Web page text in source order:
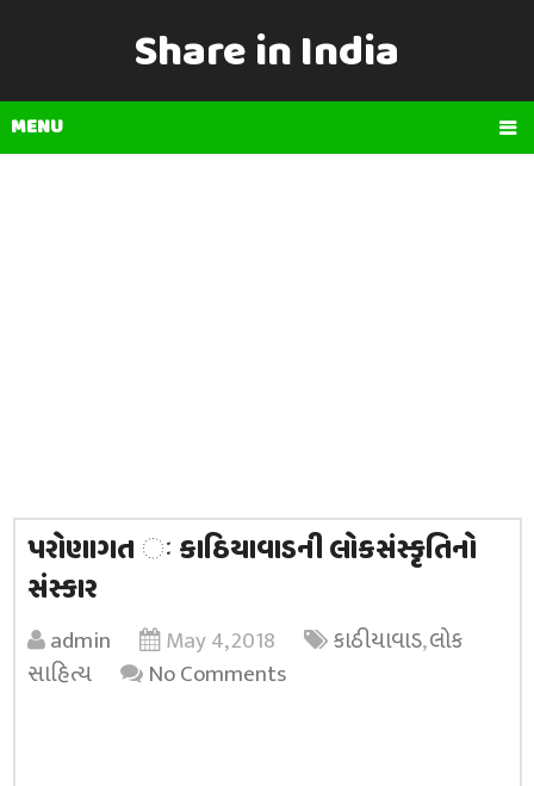
Share in India
MENU
પરોણાગત ઃ કાઠિયાવાડની લોકસંસ્કૃતિનો
સંસ્કાર
admin May 4, 2018 કાઠીયાવાડ,લોક
સાહિત્ય
No Comments